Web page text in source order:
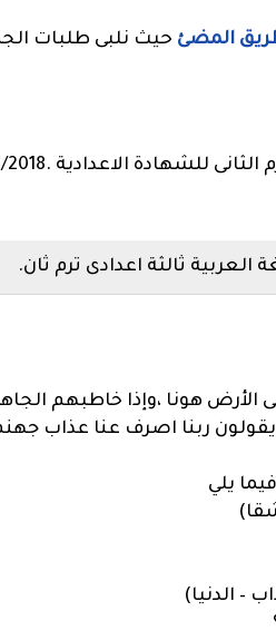
المضئ حيث نلبى طلبات
للشهادة الاعدادية .2017/2018
العربية ثالثة اعدادى ترم ثان.
هونا ،وإذا خاطبهم
ربنا اصرف عنا عذاب
يلي